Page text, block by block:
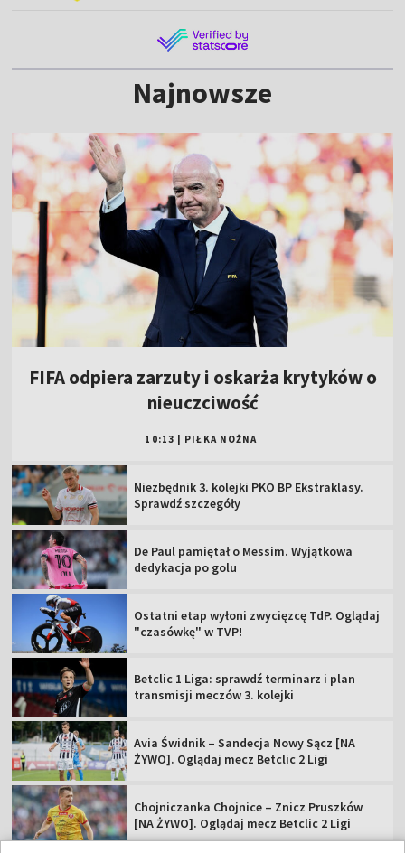
Najnowsze
FIFA odpiera zarzuty i oskarża krytyków o
nieuczciwość
10:13 PIŁKA NOŻNA
Niezbędnik 3. kolejki PKO BP Ekstraklasy.
Sprawdź szczegóły
De Paul pamiętał o Messim. Wyjątkowa
dedykacja po golu
Ostatni etap wyłoni zwycięzcę TdP. Oglądaj
"czasówkę" w TVP!
Betclic 1 Liga: sprawdź terminarz i plan
transmisji meczów 3. kolejki
Avia Świdnik – Sandecja Nowy Sącz [NA
ŻYWO]. Oglądaj mecz Betclic 2 Ligi
Chojniczanka Chojnice – Znicz Pruszków
[NA ŻYWO]. Oglądaj mecz Betclic 2 Ligi